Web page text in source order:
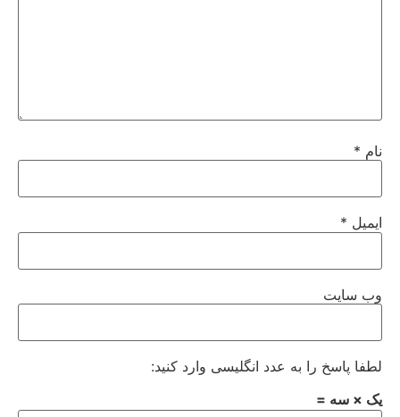
نام *
ایمیل *
وب‌ سایت
لطفا پاسخ را به عدد انگلیسی وارد کنید:
یک × سه =